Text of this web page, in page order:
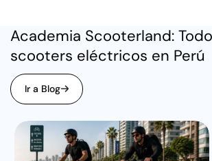
Academia Scooterland:
scooters eléctricos en Perú
Ir a Blog